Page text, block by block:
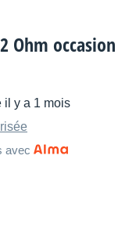
Ohm occasion
il y a 1 mois
avec